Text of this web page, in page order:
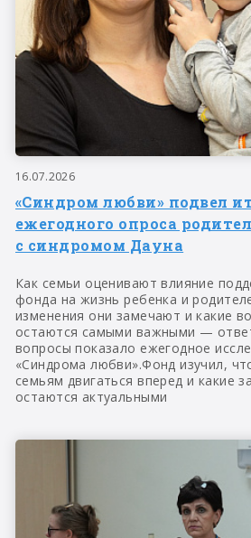
16.07.2026
«Синдром любви» подвел
ежегодного опроса
с синдромом Дауна
Как семьи оценивают влияние
фонда на жизнь ребенка и
изменения они замечают и какие
остаются самыми важными —
вопросы показало ежегодное
«Синдрома любви».Фонд изучил,
семьям двигаться вперед и какие
остаются актуальными